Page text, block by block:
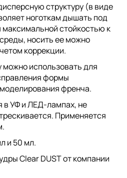
структуру (в виде
ноготкам дышать под
стойкостью к
носить ее можно
коррекции.
использовать для
формы
френча.
в УФ и ЛЕД-лампах, не
Применяется
и 50 мл.
Clear DUST от компании